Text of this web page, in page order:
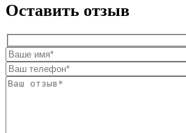
Оставить отзыв